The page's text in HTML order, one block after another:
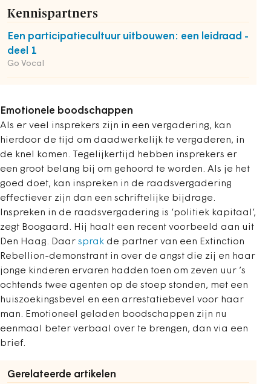
Kennispartners
Een participatiecultuur uitbouwen: een leidraad -
deel 1
Go Vocal
Emotionele boodschappen
Als er veel insprekers zijn in een vergadering, kan
hierdoor de tijd om daadwerkelijk te vergaderen, in
de knel komen. Tegelijkertijd hebben insprekers er
een groot belang bij om gehoord te worden. Als je het
goed doet, kan inspreken in de raadsvergadering
effectiever zijn dan een schriftelijke bijdrage.
Inspreken in de raadsvergadering is ‘politiek kapitaal’,
zegt Boogaard. Hij haalt een recent voorbeeld aan uit
Den Haag. Daar sprak de partner van een Extinction
Rebellion-demonstrant in over de angst die zij en haar
jonge kinderen ervaren hadden toen om zeven uur ’s
ochtends twee agenten op de stoep stonden, met een
huiszoekingsbevel en een arrestatiebevel voor haar
man. Emotioneel geladen boodschappen zijn nu
eenmaal beter verbaal over te brengen, dan via een
brief.
Gerelateerde artikelen